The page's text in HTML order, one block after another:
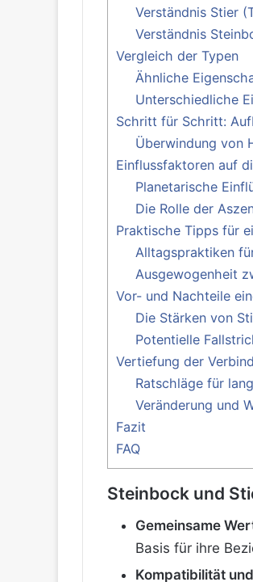
Verständnis Stier
Verständnis
Vergleich der Typen
Ähnliche
Unterschiedliche
Schritt für Schritt:
Überwindung von
Einflussfaktoren auf
Planetarische
Die Rolle der
Praktische Tipps für
Alltagspraktiken
Ausgewogenheit
Vor- und Nachteile
Die Stärken von
Potentielle
Vertiefung der
Ratschläge für
Veränderung und
Fazit
FAQ
Steinbock und
Gemeinsame
Basis für ihre
Kompatibilität